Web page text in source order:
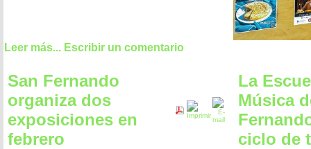
Leer más... Escribir un comentario
San Fernando
organiza dos
exposiciones en
febrero
La
Música
ciclo de